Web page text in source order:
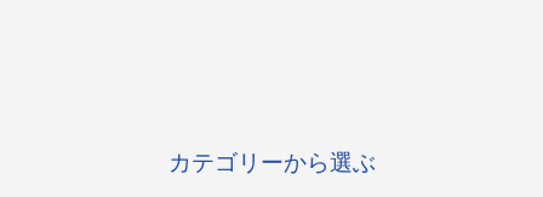
カテゴリーから選ぶ